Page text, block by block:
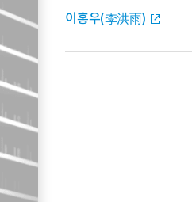
이홍우(李洪雨)